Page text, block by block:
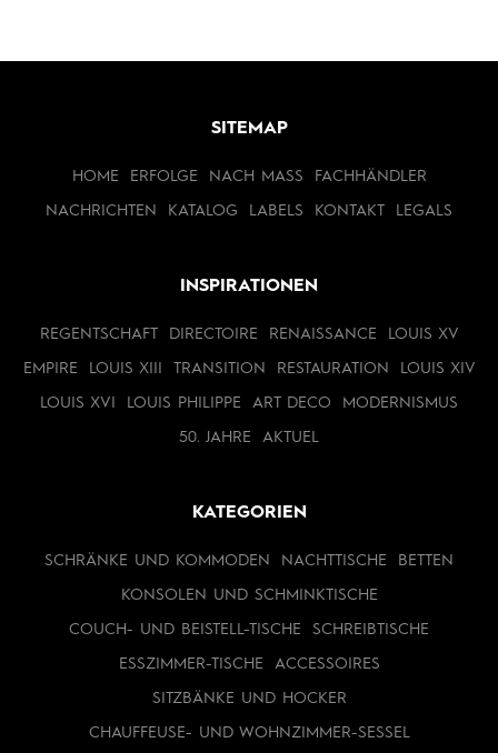
SITEMAP
HOME ERFOLGE NACH MASS FACHHÄNDLER
NACHRICHTEN KATALOG LABELS KONTAKT LEGALS
INSPIRATIONEN
REGENTSCHAFT DIRECTOIRE RENAISSANCE LOUIS XV
EMPIRE LOUIS XIII TRANSITION RESTAURATION LOUIS XIV
LOUIS XVI LOUIS PHILIPPE ART DECO MODERNISMUS
50. JAHRE AKTUEL
KATEGORIEN
SCHRÄNKE UND KOMMODEN NACHTTISCHE BETTEN
KONSOLEN UND SCHMINKTISCHE
COUCH- UND BEISTELL-TISCHE SCHREIBTISCHE
ESSZIMMER-TISCHE ACCESSOIRES
SITZBÄNKE UND HOCKER
CHAUFFEUSE- UND WOHNZIMMER-SESSEL